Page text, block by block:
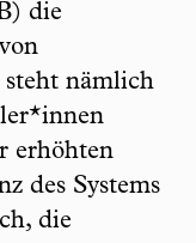
die
steht nämlich
erhöhten
des Systems
die